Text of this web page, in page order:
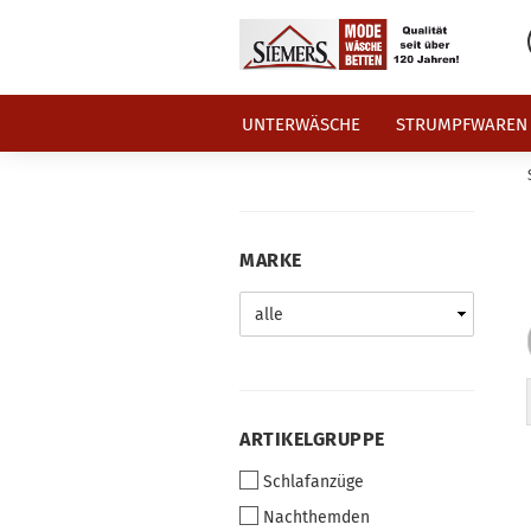
UNTERWÄSCHE STRUMPFWAREN
MARKE
MARKE
ARTIKELGRUPPE
ARTIKELGRUPPE
Schlafanzüge
Nachthemden